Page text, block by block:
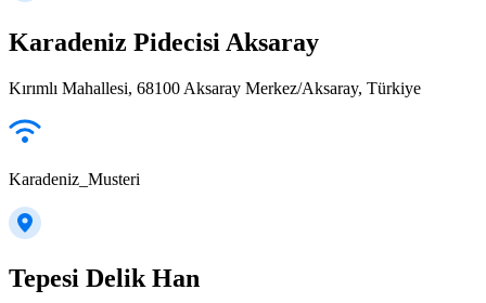
Karadeniz Pidecisi Aksaray
Kırımlı Mahallesi, 68100 Aksaray Merkez/Aksaray, Türkiye
Karadeniz_Musteri
Tepesi Delik Han